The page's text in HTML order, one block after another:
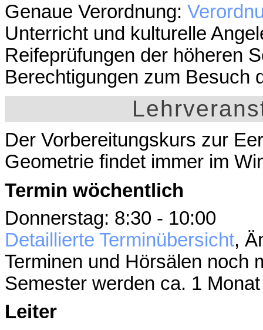
Genaue Verordnung:
Unterricht und kulturelle
Reifeprüfungen der höheren
Berechtigungen zum Besuch
Der Vorbereitungskurs zur
Geometrie findet immer im
Termin wöchentlich
Donnerstag: 8:30 - 10:00
Detaillierte Terminübersicht,
Terminen und Hörsälen noch
Semester werden ca. 1
Leiter